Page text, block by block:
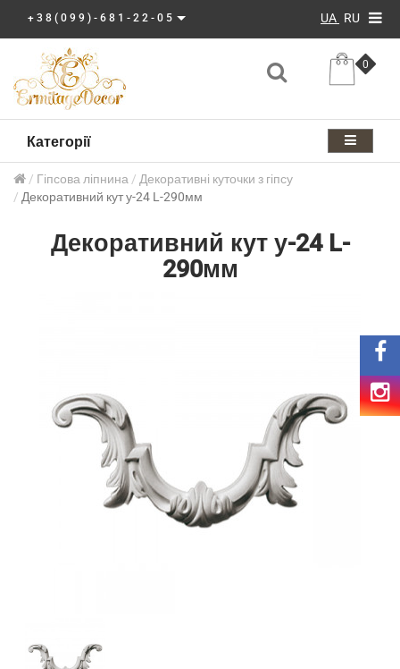
+38(099)-681-22-05 UA RU
0
Категорії
Гіпсова ліпнина
Декоративні куточки з гіпсу
Декоративний кут у-24 L-290мм
Декоративний кут у-24 L-
290мм